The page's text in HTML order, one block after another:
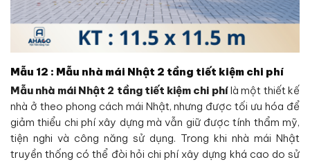
Mẫu 12 : Mẫu nhà mái Nhật 2 tầng tiết kiệm chi phí
Mẫu nhà mái Nhật 2 tầng tiết kiệm chi phílà một thiết kế
nhà ở theo phong cách mái Nhật, nhưng được tối ưu hóa để
giảm thiểu chi phí xây dựng mà vẫn giữ được tính thẩm mỹ,
tiện nghi và công năng sử dụng. Trong khi nhà mái Nhật
truyền thống có thể đòi hỏi chi phí xây dựng khá cao do sử